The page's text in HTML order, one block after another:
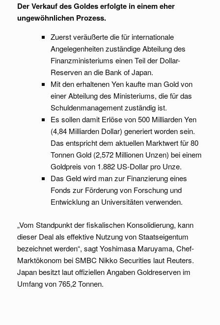
Der Verkauf des Goldes erfolgte in einem eher
ungewöhnlichen Prozess.
Zuerst veräußerte die für internationale
Angelegenheiten zuständige Abteilung des
Finanzministeriums einen Teil der Dollar-
Reserven an die Bank of Japan.
Mit den erhaltenen Yen kaufte man Gold von
einer Abteilung des Ministeriums, die für das
Schuldenmanagement zuständig ist.
Es sollen damit Erlöse von 500 Milliarden Yen
(4,84 Milliarden Dollar) generiert worden sein.
Das entspricht dem aktuellen Marktwert für 80
Tonnen Gold (2,572 Millionen Unzen) bei einem
Goldpreis von 1.882 US-Dollar pro Unze.
Das Geld wird man zur Finanzierung eines
Fonds zur Förderung von Forschung und
Entwicklung an Universitäten verwenden.
„Vom Standpunkt der fiskalischen Konsolidierung, kann
dieser Deal als effektive Nutzung von Staatseigentum
bezeichnet werden“, sagt Yoshimasa Maruyama, Chef-
Marktökonom bei SMBC Nikko Securities laut Reuters.
Japan besitzt laut offiziellen Angaben Goldreserven im
Umfang von 765,2 Tonnen.